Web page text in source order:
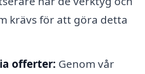
krävs för att göra detta
offerter: Genom vår